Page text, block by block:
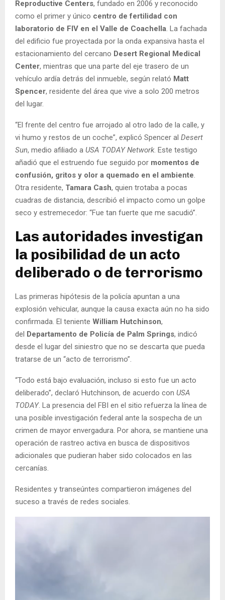
Reproductive Centers, fundado en 2006 y reconocido
como el primer y único centro de fertilidad con
laboratorio de FIV en el Valle de Coachella. La fachada
del edificio fue proyectada por la onda expansiva hasta el
estacionamiento del cercano Desert Regional Medical
Center, mientras que una parte del eje trasero de un
vehículo ardía detrás del inmueble, según relató Matt
Spencer, residente del área que vive a solo 200 metros
del lugar.
“El frente del centro fue arrojado al otro lado de la calle, y
vi humo y restos de un coche”, explicó Spencer al Desert
Sun, medio afiliado a USA TODAY Network. Este testigo
añadió que el estruendo fue seguido por momentos de
confusión, gritos y olor a quemado en el ambiente.
Otra residente, Tamara Cash, quien trotaba a pocas
cuadras de distancia, describió el impacto como un golpe
seco y estremecedor: “Fue tan fuerte que me sacudió”.
Las autoridades investigan
la posibilidad de un acto
deliberado o de terrorismo
Las primeras hipótesis de la policía apuntan a una
explosión vehicular, aunque la causa exacta aún no ha sido
confirmada. El teniente William Hutchinson,
del Departamento de Policía de Palm Springs, indicó
desde el lugar del siniestro que no se descarta que pueda
tratarse de un “acto de terrorismo”.
“Todo está bajo evaluación, incluso si esto fue un acto
deliberado”, declaró Hutchinson, de acuerdo con USA
TODAY. La presencia del FBI en el sitio refuerza la línea de
una posible investigación federal ante la sospecha de un
crimen de mayor envergadura. Por ahora, se mantiene una
operación de rastreo activa en busca de dispositivos
adicionales que pudieran haber sido colocados en las
cercanías.
Residentes y transeúntes compartieron imágenes del
suceso a través de redes sociales.